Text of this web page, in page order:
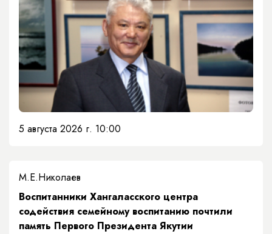
5 августа 2026 г. 10:00
М.Е.Николаев
​Воспитанники Хангаласского центра
содействия семейному воспитанию почтили
память Первого Президента Якутии